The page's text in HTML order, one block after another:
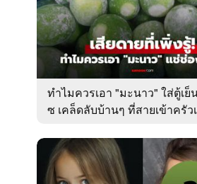
ทำไมควรเอา "มะนาว" ใส่ตู้เย็
ซ เคล็ดลับบ้านๆ ที่สายเข้าครัว